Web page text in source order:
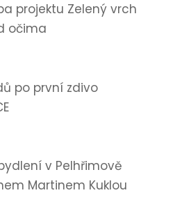
projektu Zelený vrch
očima
po první zdivo
v Pelhřimově
Martinem Kuklou